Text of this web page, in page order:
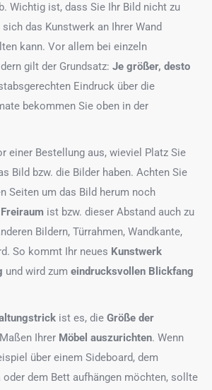
Wichtig ist, dass Sie Ihr Bild nicht zu
das Kunstwerk an Ihrer Wand
kann. Vor allem bei einzeln
gilt der Grundsatz: Je größer, desto
Eindruck über die
bekommen Sie oben in der
einer Bestellung aus, wieviel Platz Sie
Bild bzw. die Bilder haben. Achten Sie
Seiten um das Bild herum noch
ist bzw. dieser Abstand auch zu
Bildern, Türrahmen, Wandkante,
So kommt Ihr neues Kunstwerk
und wird zum eindrucksvollen Blickfang
ist es, die Größe der
Ihrer Möbel auszurichten. Wenn
über einem Sideboard, dem
dem Bett aufhängen möchten, sollte